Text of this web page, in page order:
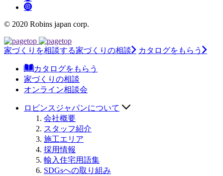
© 2020 Robins japan corp.
家づくりを相談する家づくりの相談 カタログをもらう
カタログをもらう
家づくりの相談
オンライン相談会
ロビンスジャパンについて
会社概要
スタッフ紹介
施工エリア
採用情報
輸入住宅用語集
SDGsへの取り組み